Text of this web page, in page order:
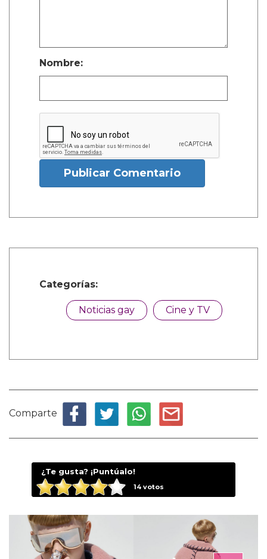
Nombre:
Publicar Comentario
Categorías:
Noticias gay Cine y TV
Comparte
¿Te gusta? ¡Puntúalo!
14votos